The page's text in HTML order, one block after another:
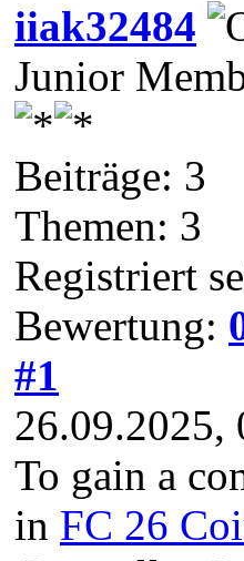
iiak32484
Junior
Beiträge: 3
Themen: 3
Registriert
Bewertung:
#1
26.09.2025,
To gain a
in FC 26